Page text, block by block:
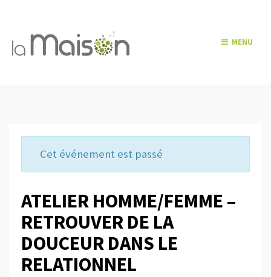
MENU
Cet événement est passé
ATELIER HOMME/FEMME –
RETROUVER DE LA
DOUCEUR DANS LE
RELATIONNEL